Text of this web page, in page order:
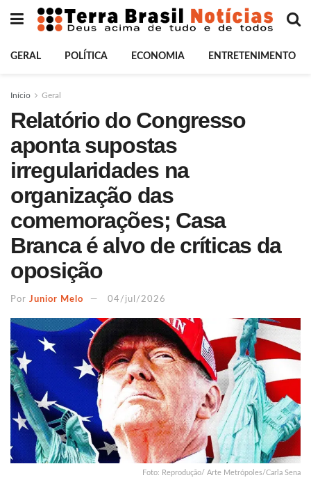
GERAL POLÍTICA ECONOMIA ENTRETENIMENTO
Início Geral
Relatório do Congresso
aponta supostas
irregularidades na
organização das
comemorações; Casa
Branca é alvo de críticas da
oposição
Por Junior Melo 04/jul/2026
Foto: Reprodução/ Arte Metrópoles/Carla Sena